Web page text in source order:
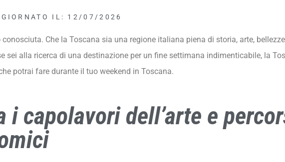
IL: 12/07/2026
conosciuta. Che la Toscana sia una regione italiana piena di storia, arte,
sei alla ricerca di una destinazione per un fine settimana indimenticabile, la
potrai fare durante il tuo weekend in Toscana.
i capolavori dell’arte e